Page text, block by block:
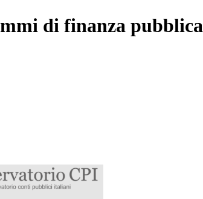
di finanza pubblica